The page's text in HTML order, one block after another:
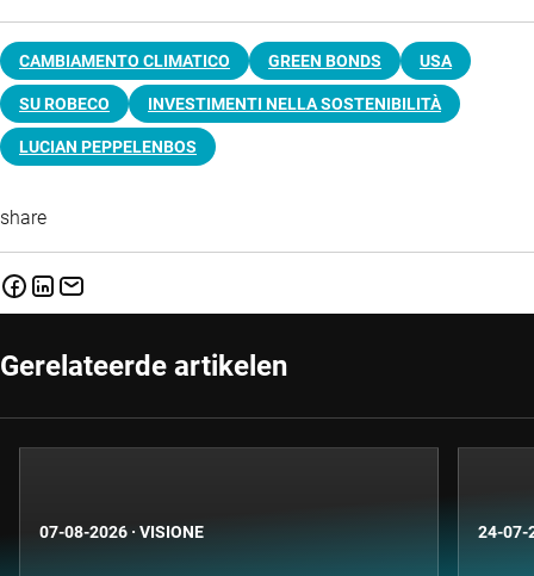
CAMBIAMENTO CLIMATICO GREEN BONDS USA
SU ROBECO INVESTIMENTI NELLA SOSTENIBILITÀ
LUCIAN PEPPELENBOS
share
Gerelateerde artikelen
07-08-2026 · VISIONE 24-07-